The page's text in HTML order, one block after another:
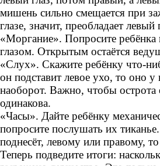
мишень сильно смещается при
глазе, значит, преобладает левый
«Моргание». Попросите
глазом. Открытым остаётся
«Слух». Скажите ребёнку что-
он подставит левое ухо, то оно
наоборот. Важно, чтобы острота
одинакова.
«Часы». Дайте ребёнку
попросите послушать их
поднесёт, левому или правому,
Теперь подведите итоги: